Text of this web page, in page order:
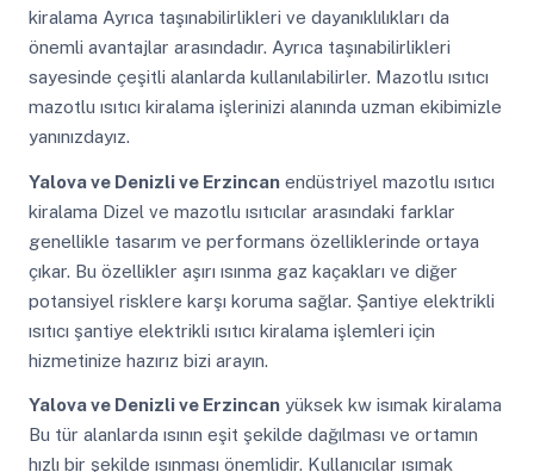
kiralama Ayrıca taşınabilirlikleri ve dayanıklılıkları da
önemli avantajlar arasındadır. Ayrıca taşınabilirlikleri
sayesinde çeşitli alanlarda kullanılabilirler. Mazotlu ısıtıcı
mazotlu ısıtıcı kiralama işlerinizi alanında uzman ekibimizle
yanınızdayız.
Yalova ve Denizli ve Erzincanendüstriyel mazotlu ısıtıcı
kiralama Dizel ve mazotlu ısıtıcılar arasındaki farklar
genellikle tasarım ve performans özelliklerinde ortaya
çıkar. Bu özellikler aşırı ısınma gaz kaçakları ve diğer
potansiyel risklere karşı koruma sağlar. Şantiye elektrikli
ısıtıcı şantiye elektrikli ısıtıcı kiralama işlemleri için
hizmetinize hazırız bizi arayın.
Yalova ve Denizli ve Erzincanyüksek kw isımak kiralama
Bu tür alanlarda ısının eşit şekilde dağılması ve ortamın
hızlı bir şekilde ısınması önemlidir. Kullanıcılar ısımak